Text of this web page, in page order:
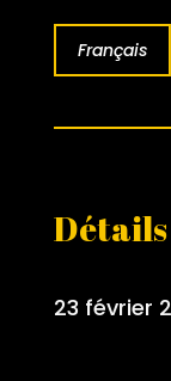
Français
Détails
23 février